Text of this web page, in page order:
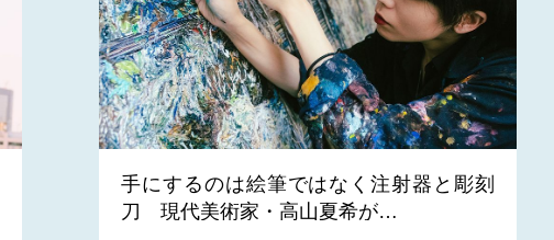
手にするのは絵筆ではなく注射器と彫刻
刀 現代美術家・高山夏希が…